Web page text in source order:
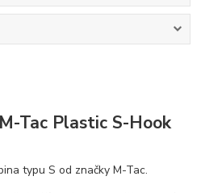
Tac Plastic S-Hook
typu S od značky M-Tac.